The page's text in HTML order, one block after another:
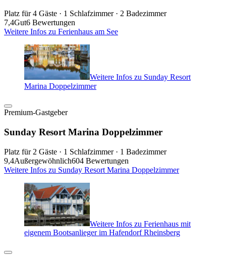
Platz für 4 Gäste · 1 Schlafzimmer · 2 Badezimmer
7,4Gut6 Bewertungen
Weitere Infos zu Ferienhaus am See
Weitere Infos zu Sunday Resort
Marina Doppelzimmer
Premium-Gastgeber
Sunday Resort Marina Doppelzimmer
Platz für 2 Gäste · 1 Schlafzimmer · 1 Badezimmer
9,4Außergewöhnlich604 Bewertungen
Weitere Infos zu Sunday Resort Marina Doppelzimmer
Weitere Infos zu Ferienhaus mit
eigenem Bootsanlieger im Hafendorf Rheinsberg